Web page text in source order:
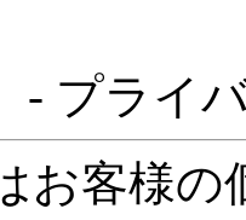
- プライ
お客様の